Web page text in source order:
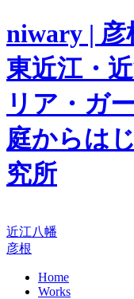
niwary | 彦
東近江・
リア・ガ
庭からは
究所
近江八幡
彦根
Home
Works